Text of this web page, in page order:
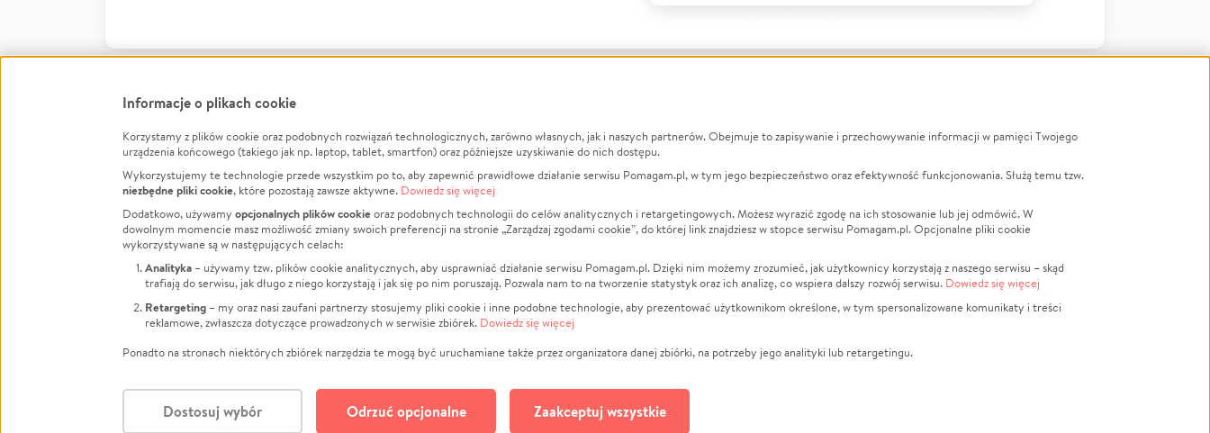
FacebookTwitter Instagram
LinkedInTikTok Youtube
Informacje
Jak to działa?
Regulamin
Polityka Prywatności
Kontakt
Porównanie serwisów
Polityka plików cookie
Zarządzaj zgodami cookie
O nas
Opinie
Raporty
Za darmo
Dla NGO
Fundacja Pomagam.pl
Zbieraj na
Leczenie
Zwierzęta
Pożar
Sport
Pomoc Finansowa
Pogrzeb
LGBTQ+
Powódź
Wichura
Religia
Edukacja
Informacje o plikach cookie
Korzystamy z plików cookie oraz podobnych rozwiązań technologicznych, zarówno własnych, jak i naszych partnerów. Obejmuje to zapisywanie i przechowywanie informacji w pamięci Twojego
urządzenia końcowego (takiego jak np. laptop, tablet, smartfon) oraz późniejsze uzyskiwanie do nich dostępu.
Wykorzystujemy te technologie przede wszystkim po to, aby zapewnić prawidłowe działanie serwisu Pomagam.pl, w tym jego bezpieczeństwo oraz efektywność funkcjonowania. Służą temu tzw.
niezbędne pliki cookie, które pozostają zawsze aktywne. Dowiedz się więcej
Dodatkowo, używamy opcjonalnych plików cookieoraz podobnych technologii do celów analitycznych i retargetingowych. Możesz wyrazić zgodę na ich stosowanie lub jej odmówić. W
dowolnym momencie masz możliwość zmiany swoich preferencji na stronie „Zarządzaj zgodami cookie”, do której link znajdziesz w stopce serwisu Pomagam.pl. Opcjonalne pliki cookie
wykorzystywane są w następujących celach:
Analityka – używamy tzw. plików cookie analitycznych, aby usprawniać działanie serwisu Pomagam.pl. Dzięki nim możemy zrozumieć, jak użytkownicy korzystają z naszego serwisu – skąd
trafiają do serwisu, jak długo z niego korzystają i jak się po nim poruszają. Pozwala nam to na tworzenie statystyk oraz ich analizę, co wspiera dalszy rozwój serwisu. Dowiedz się więcej
Retargeting – my oraz nasi zaufani partnerzy stosujemy pliki cookie i inne podobne technologie, aby prezentować użytkownikom określone, w tym spersonalizowane komunikaty i treści
reklamowe, zwłaszcza dotyczące prowadzonych w serwisie zbiórek. Dowiedz się więcej
Ponadto na stronach niektórych zbiórek narzędzia te mogą być uruchamiane także przez organizatora danej zbiórki, na potrzeby jego analityki lub retargetingu.
Dostosuj wybór Odrzuć opcjonalne Zaakceptuj wszystkie